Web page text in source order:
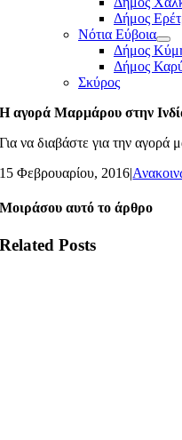
Δήμος
Νότια Εύβοια
Δήμος
Δήμος
Σκύρος
Η αγορά Μαρμάρου στην
Για να διαβάστε για την αγορά
15 Φεβρουαρίου, 2016|
Μοιράσου αυτό το άρθρο
Related Posts